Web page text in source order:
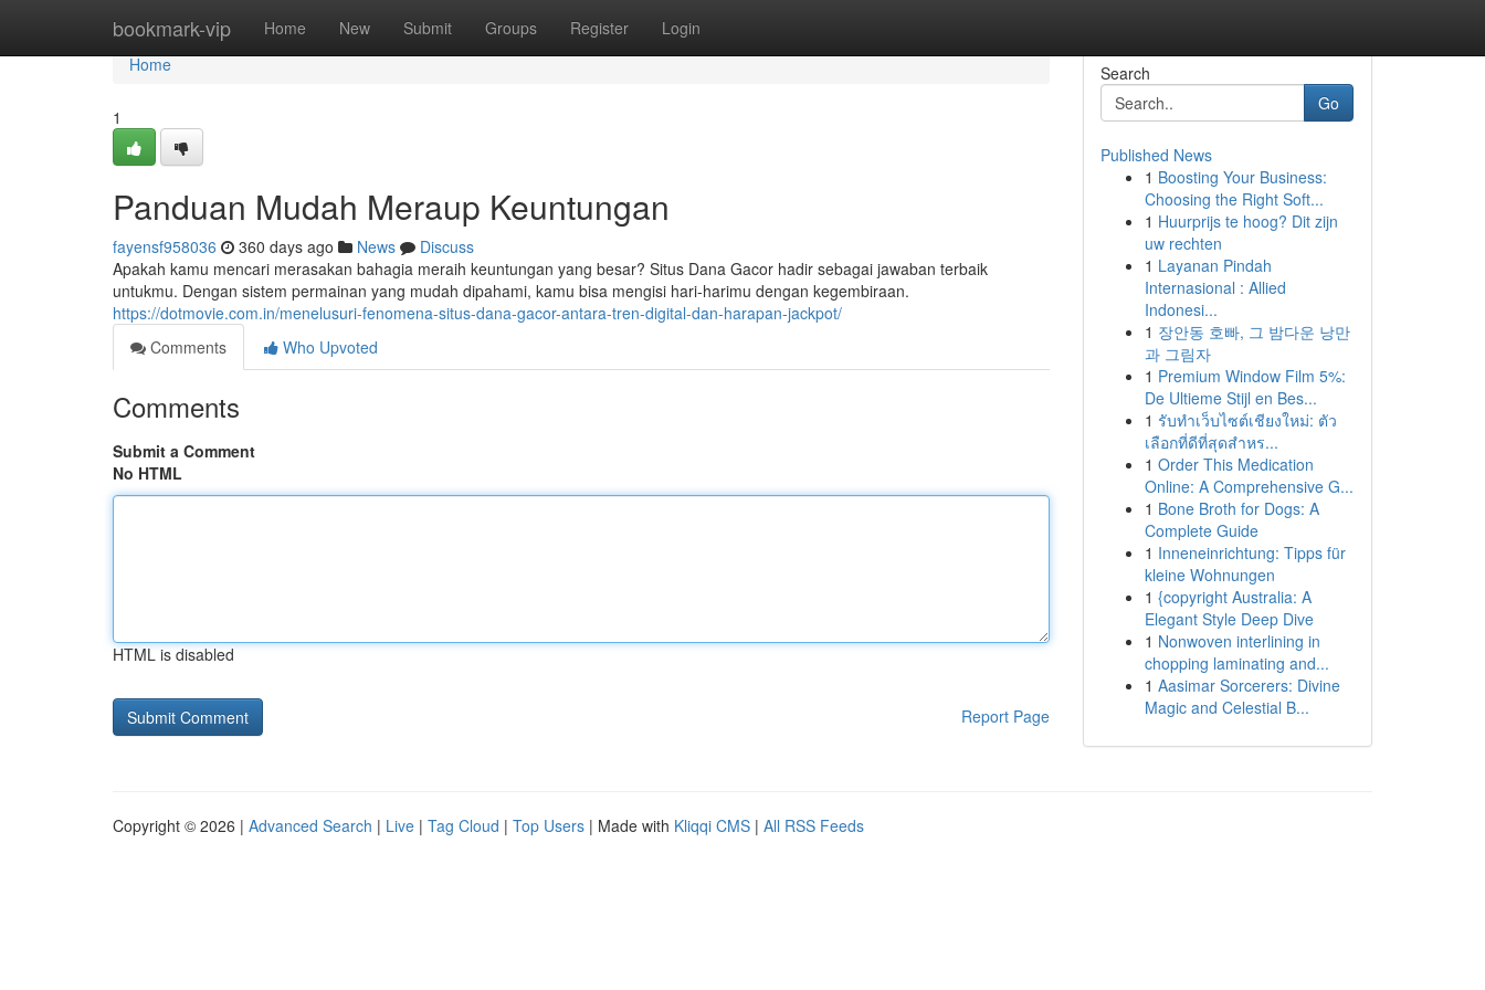
bookmark-vip Home New Submit Groups Register Login
Home
Home
1
Panduan Mudah Meraup Keuntungan
fayensf958036 360 days ago News
Discuss
Apakah kamu mencari merasakan bahagia meraih keuntungan yang besar? Situs Dana Gacor hadir sebagai jawaban terbaik
untukmu. Dengan sistem permainan yang mudah dipahami, kamu bisa mengisi hari-harimu dengan kegembiraan.
https://dotmovie.com.in/menelusuri-fenomena-situs-dana-gacor-antara-tren-digital-dan-harapan-jackpot/
Comments
Who Upvoted
Comments
Submit a Comment
No HTML
HTML is disabled
Report Page
Search
Go
Published News
1 Boosting Your Business:
Choosing the Right Soft...
1 Huurprijs te hoog? Dit zijn
uw rechten
1 Layanan Pindah
Internasional : Allied
Indonesi...
1 장안동 호빠, 그 밤다운 낭만
과 그림자
1 Premium Window Film 5%:
De Ultieme Stijl en Bes...
1 รับทำเว็บไซต์เชียงใหม่: ตัว
เลือกที่ดีที่สุดสำหร...
1 Order This Medication
Online: A Comprehensive G...
1 Bone Broth for Dogs: A
Complete Guide
1 Inneneinrichtung: Tipps für
kleine Wohnungen
1 {copyright Australia: A
Elegant Style Deep Dive
1 Nonwoven interlining in
chopping laminating and...
1 Aasimar Sorcerers: Divine
Magic and Celestial B...
Copyright © 2026 | Advanced Search | Live | Tag Cloud | Top Users | Made with Kliqqi CMS | All RSS Feeds